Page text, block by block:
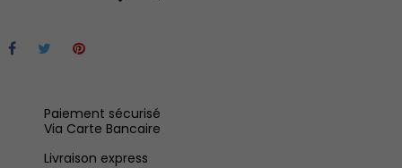
Paiement sécurisé
Via Carte Bancaire
Livraison express